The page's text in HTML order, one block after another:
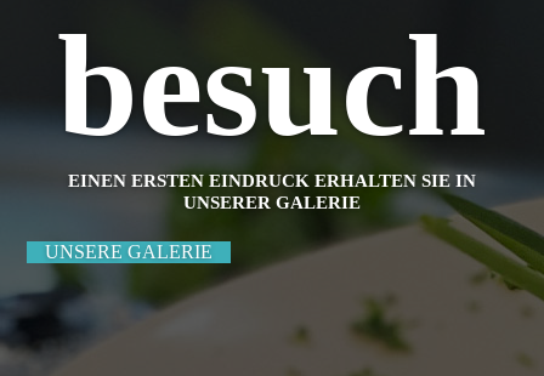
besuch
EINEN ERSTEN EINDRUCK ERHALTEN SIE IN
UNSERER GALERIE
UNSERE GALERIE